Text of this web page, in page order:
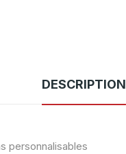
DESCRIPTION
personnalisables